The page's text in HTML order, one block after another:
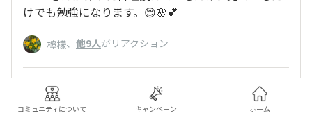
けでも勉強になります。😌🌸💕
檸檬、 他9人がリアクション
コミュニティについて キャンペーン ホーム